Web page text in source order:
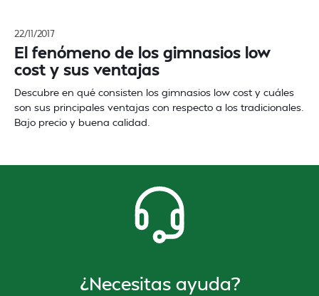
22/11/2017
El fenómeno de los gimnasios low
cost y sus ventajas
Descubre en qué consisten los gimnasios low cost y cuáles
son sus principales ventajas con respecto a los tradicionales.
Bajo precio y buena calidad.
¿Necesitas ayuda?